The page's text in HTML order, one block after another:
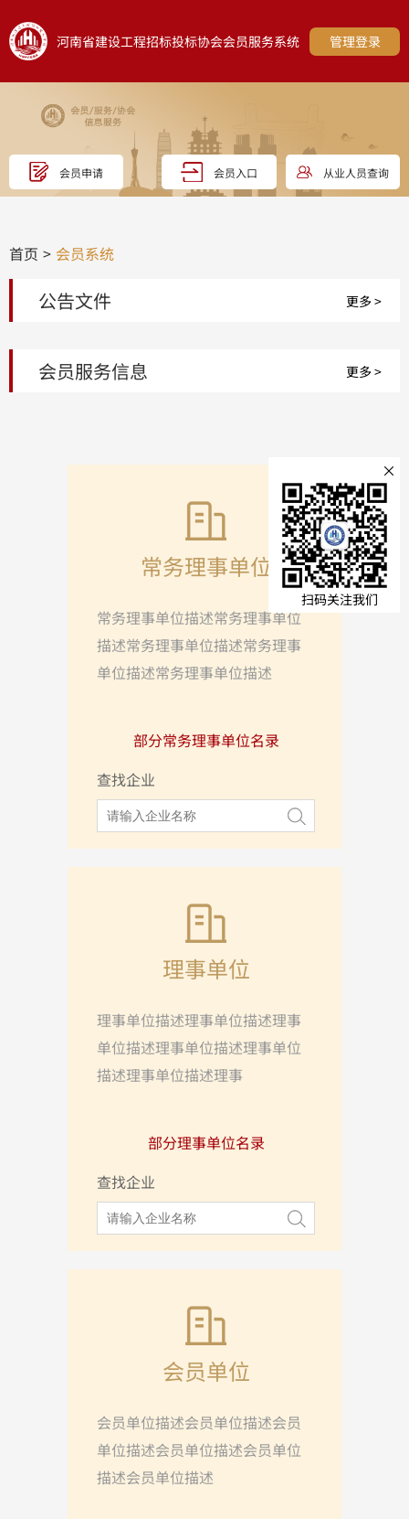
河南省建设工程招标投标协会会员服务系统 管理登录
会员申请 会员入口 从业人员查询
首页 会员系统
公告文件 更多 >
会员服务信息 更多 >
常务理事单位
常务理事单位描述常务理事单位
描述常务理事单位描述常务理事
单位描述常务理事单位描述
部分常务理事单位名录
查找企业
理事单位
理事单位描述理事单位描述理事
单位描述理事单位描述理事单位
描述理事单位描述理事
部分理事单位名录
查找企业
会员单位
会员单位描述会员单位描述会员
单位描述会员单位描述会员单位
描述会员单位描述
×
扫码关注我们